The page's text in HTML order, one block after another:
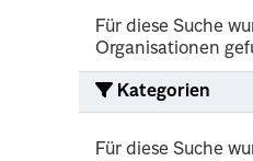
Für diese Suche
Organisationen
Kategorien
Für diese Suche